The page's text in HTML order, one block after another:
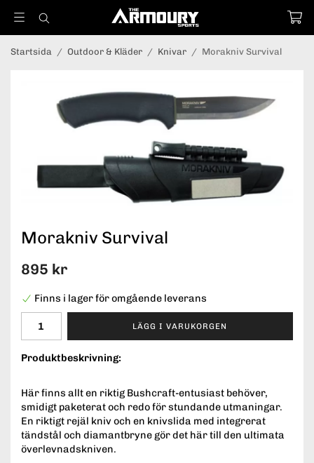
Startsida / Outdoor & Kläder / Knivar / Morakniv Survival
Morakniv Survival
895 kr
Finns i lager för omgående leverans
LÄGG I VARUKORGEN
Produktbeskrivning:
Här finns allt en riktig Bushcraft-entusiast behöver,
smidigt paketerat och redo för stundande utmaningar.
En riktigt rejäl kniv och en knivslida med integrerat
tändstål och diamantbryne gör det här till den ultimata
överlevnadskniven.